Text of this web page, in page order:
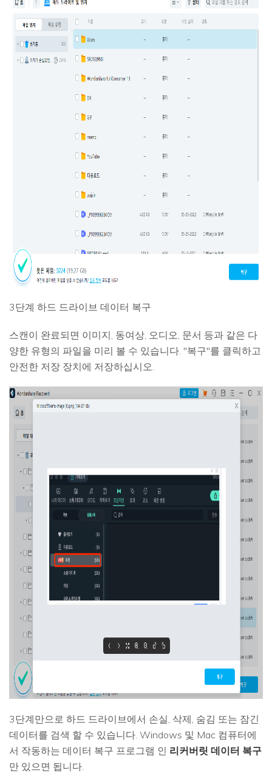
3단계 하드 드라이브 데이터 복구
스캔이 완료되면 이미지, 동여상, 오디오, 문서 등과 같은 다
양한 유형의 파일을 미리 볼 수 있습니다. "복구"를 클릭하고
안전한 저장 장치에 저장하십시오.
3단계만으로 하드 드라이브에서 손실, 삭제, 숨김 또는 잠긴
데이터를 검색 할 수 있습니다. Windows 및 Mac 컴퓨터에
서 작동하는 데이터 복구 프로그램 인 리커버릿 데이터 복구
만 있으면 됩니다.